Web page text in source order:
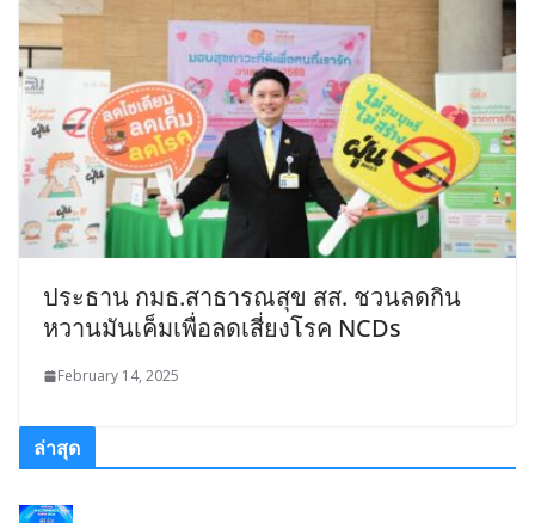
ประธาน กมธ.สาธารณสุข สส. ชวนลดกิน
หวานมันเค็มเพื่อลดเสี่ยงโรค NCDs
February 14, 2025
ล่าสุด